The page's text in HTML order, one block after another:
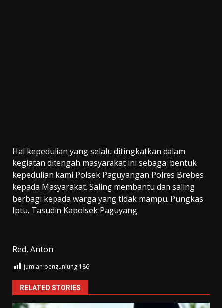
Hal kepedulian yang selalu ditingkatkan dalam
kegiatan ditengah masyarakat ini sebagai bentuk
kepedulian kami Polsek Paguyangan Polres Brebes
kepada Masyarakat. Saling membantu dan saling
berbagi kepada warga yang tidak mampu. Pungkas
Iptu. Tasudin Kapolsek Paguyang.
Red, Anton
jumlah pengunjung 186
RELATED STORIES